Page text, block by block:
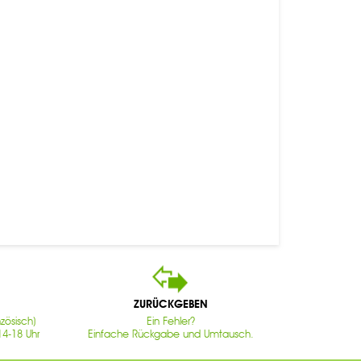
18 Uhr
ZURÜCKGEBEN
Ein Fehler?
Einfache Rückgabe und Umtausch.